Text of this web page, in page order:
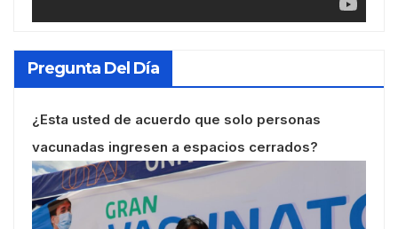
Pregunta Del Día
¿Esta usted de acuerdo que solo personas
vacunadas ingresen a espacios cerrados?